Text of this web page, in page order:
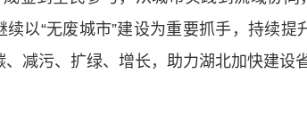
续以“无废城市”建设为重要抓手，持续
减污、扩绿、增长，助力湖北加快建设